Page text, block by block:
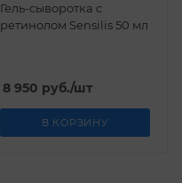
Гель-сыворотка с
ретинолом Sensilis 50 мл
8 950 руб./шт
В КОРЗИНУ